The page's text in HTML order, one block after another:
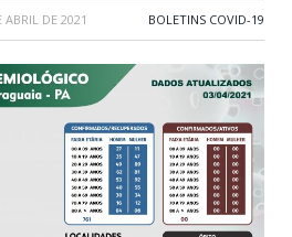
ABRIL DE 2021 BOLETINS COVID-19